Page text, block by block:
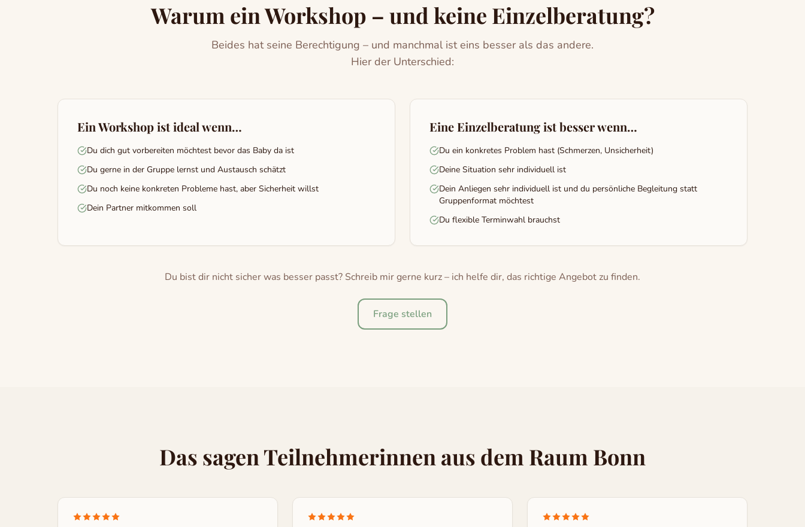
Warum ein Workshop – und keine Einzelberatung?
Beides hat seine Berechtigung – und manchmal ist eins besser als das andere.
Hier der Unterschied:
Ein Workshop ist ideal wenn…
Du dich gut vorbereiten möchtest bevor das Baby da ist
Du gerne in der Gruppe lernst und Austausch schätzt
Du noch keine konkreten Probleme hast, aber Sicherheit willst
Dein Partner mitkommen soll
Eine Einzelberatung ist besser wenn…
Du ein konkretes Problem hast (Schmerzen, Unsicherheit)
Deine Situation sehr individuell ist
Dein Anliegen sehr individuell ist und du persönliche Begleitung statt
Gruppenformat möchtest
Du flexible Terminwahl brauchst
Du bist dir nicht sicher was besser passt? Schreib mir gerne kurz – ich helfe dir, das richtige Angebot zu finden.
Frage stellen
Das sagen Teilnehmerinnen aus dem Raum Bonn